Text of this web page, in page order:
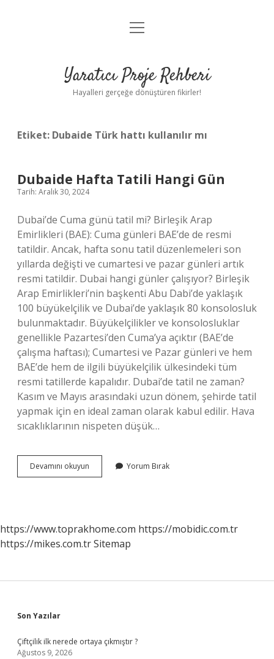
Anasayfa
Yasal Uyarı
menüyü
Yaratıcı Proje Rehberi
Hayalleri gerçeğe dönüştüren fikirler!
Etiket: Dubaide Türk hattı kullanılır mı
Dubaide Hafta Tatili Hangi Gün
Tarih: Aralık 30, 2024
Dubai’de Cuma günü tatil mi? Birleşik Arap
Emirlikleri (BAE): Cuma günleri BAE’de de resmi
tatildir. Ancak, hafta sonu tatil düzenlemeleri son
yıllarda değişti ve cumartesi ve pazar günleri artık
resmi tatildir. Dubai hangi günler çalışıyor? Birleşik
Arap Emirlikleri’nin başkenti Abu Dabi’de yaklaşık
100 büyükelçilik ve Dubai’de yaklaşık 80 konsolosluk
bulunmaktadır. Büyükelçilikler ve konsolosluklar
genellikle Pazartesi’den Cuma’ya açıktır (BAE’de
çalışma haftası); Cumartesi ve Pazar günleri ve hem
BAE’de hem de ilgili büyükelçilik ülkesindeki tüm
resmi tatillerde kapalıdır. Dubai’de tatil ne zaman?
Kasım ve Mayıs arasındaki uzun dönem, şehirde tatil
yapmak için en ideal zaman olarak kabul edilir. Hava
sıcaklıklarının nispeten düşük…
Devamını okuyun Dubaide
Hafta
Yorum Bırak
https://www.toprakhome.com https://mobidic.com.tr
https://mikes.com.trSitemap
Sidebar
Son Yazılar
Çiftçilik ilk nerede ortaya çıkmıştır ?
Ağustos 9, 2026